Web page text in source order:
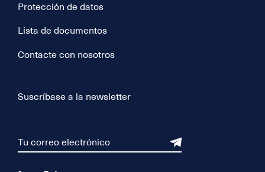
Protección de datos
Lista de documentos
Contacte con nosotros
Suscríbase a la newsletter